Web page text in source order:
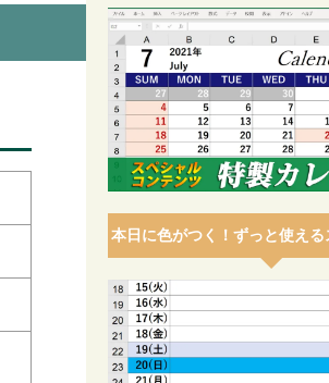
本日に色がつく！ずっと使え